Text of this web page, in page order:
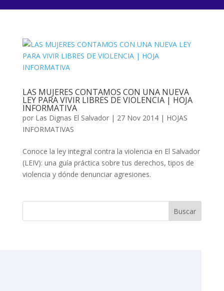
LAS MUJERES CONTAMOS CON UNA NUEVA
LEY PARA VIVIR LIBRES DE VIOLENCIA | HOJA
INFORMATIVA
por Las Dignas El Salvador| 27 Nov 2014| HOJAS
INFORMATIVAS
Conoce la ley integral contra la violencia en El Salvador
(LEIV): una guía práctica sobre tus derechos, tipos de
violencia y dónde denunciar agresiones.